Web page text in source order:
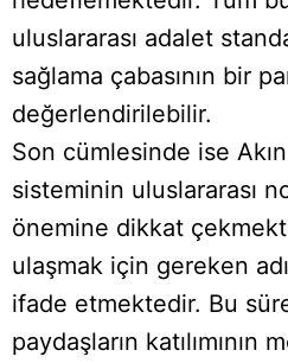
uluslararası adalet
sağlama çabasının bir
değerlendirilebilir.
Son cümlesinde ise
sisteminin uluslararası
önemine dikkat
ulaşmak için gereken
ifade etmektedir. Bu
paydaşların katılımının